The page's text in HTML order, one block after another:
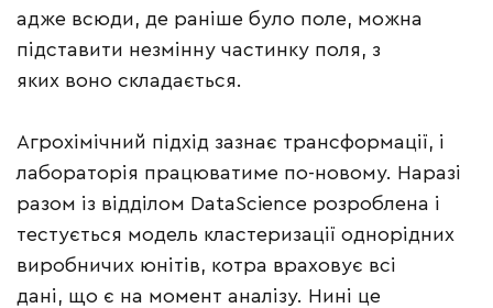
адже всюди, де раніше було поле, можна
підставити незмінну частинку поля, з
яких воно складається.
Агрохімічний підхід зазнає трансформації, і
лабораторія працюватиме по-новому. Наразі
разом із відділом DataScience розроблена і
тестується модель кластеризації однорідних
виробничих юнітів, котра враховує всі
дані, що є на момент аналізу. Нині це